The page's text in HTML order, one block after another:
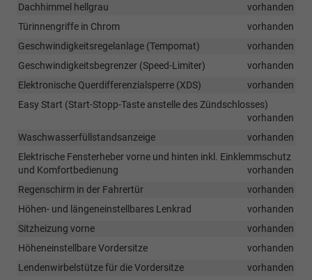
Dachhimmel hellgrau
vorhanden
Türinnengriffe in Chrom
vorhanden
Geschwindigkeitsregelanlage (Tempomat)
vorhanden
Geschwindigkeitsbegrenzer (Speed-Limiter)
vorhanden
Elektronische Querdifferenzialsperre (XDS)
vorhanden
Easy Start (Start-Stopp-Taste anstelle des Zündschlosses)
vorhanden
Waschwasserfüllstandsanzeige
vorhanden
Elektrische Fensterheber vorne und hinten inkl. Einklemmschutz
und Komfortbedienung
vorhanden
Regenschirm in der Fahrertür
vorhanden
Höhen- und längeneinstellbares Lenkrad
vorhanden
Sitzheizung vorne
vorhanden
Höheneinstellbare Vordersitze
vorhanden
Lendenwirbelstütze für die Vordersitze
vorhanden